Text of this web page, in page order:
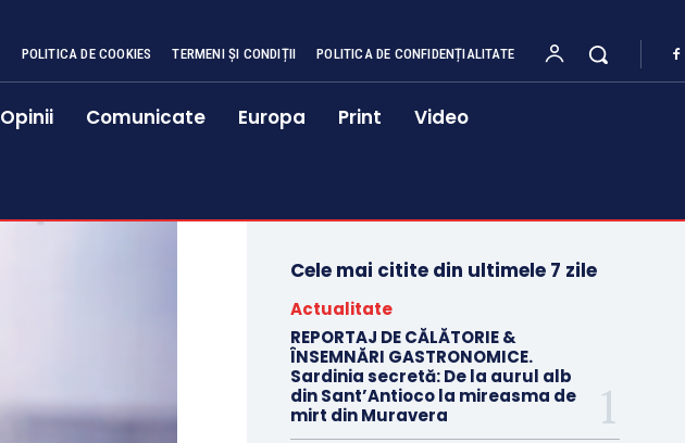
POLITICA DE COOKIES TERMENI ȘI CONDIȚII POLITICA DE CONFIDENȚIALITATE
Opinii Comunicate Europa Print Video
Cele mai citite din ultimele 7 zile
Actualitate
REPORTAJ DE CĂLĂTORIE &
ÎNSEMNĂRI GASTRONOMICE.
Sardinia secretă: De la aurul alb
din Sant’Antioco la mireasma de
mirt din Muravera